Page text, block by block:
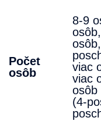
Počet
osôb
8-9
osôb,
osôb,
viac
viac
osôb
(4-